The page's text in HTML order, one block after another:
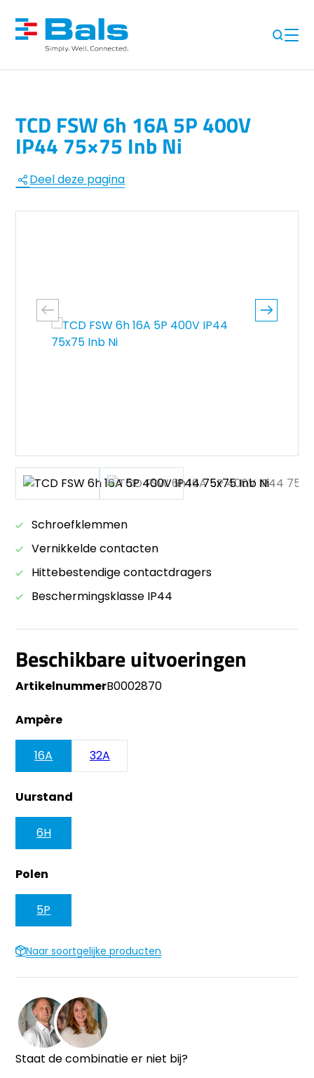
TCD FSW 6h 16A 5P 400V
IP44 75×75 Inb Ni
Deel deze pagina
Schroefklemmen
Vernikkelde contacten
Hittebestendige contactdragers
Beschermingsklasse IP44
Beschikbare uitvoeringen
ArtikelnummerB0002870
Ampère
16A 32A
Uurstand
6H
Polen
5P
Naar soortgelijke producten
Staat de combinatie er niet bij?